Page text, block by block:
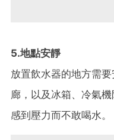
5.地點安靜
放置飲水器的地方需
廊，以及冰箱、冷氣
感到壓力而不敢喝水。